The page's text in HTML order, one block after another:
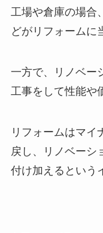
工場や倉庫の場合
どがリフォームに
一方で、リノベー
工事をして性能や
リフォームはマイ
戻し、リノベーシ
付け加えるという